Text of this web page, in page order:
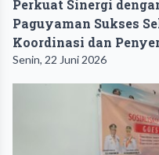
Perkuat Sinergi
Paguyaman Sukses
Koordinasi dan
Senin, 22 Juni 2026